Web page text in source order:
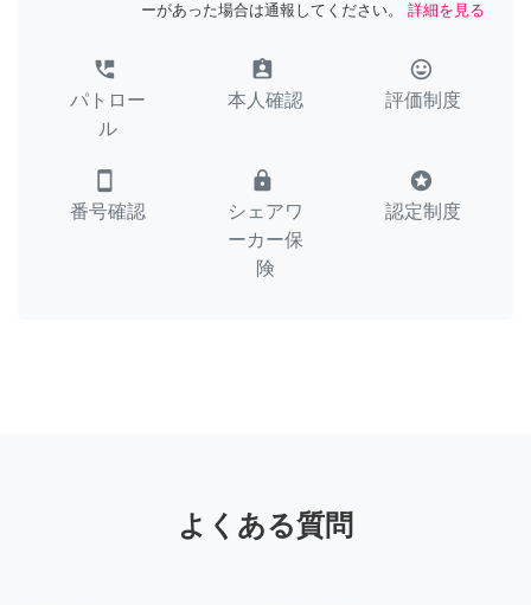
ーがあった場合は通報してください。
詳細を見る
perm_phone_msg
パトロー
ル
assignment_ind
本人確認
tag_faces
評価制度
smartphone
番号確認
lock
シェアワ
ーカー保
険
stars
認定制度
よくある質問